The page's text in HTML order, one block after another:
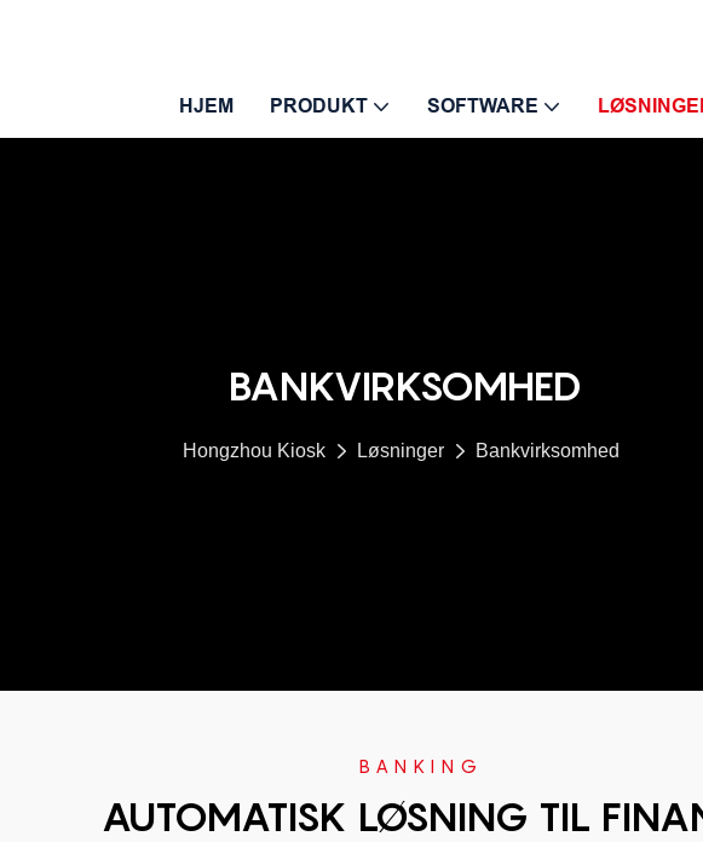
HJEM PRODUKT SOFTWARE
BANKVIRKSOMHED
Hongzhou Kiosk Løsninger Bankvirksomhed
BANKING
AUTOMATISK LØSNING TIL